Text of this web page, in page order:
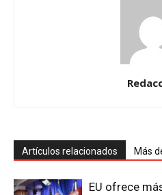
Artículos relacionados Más
EU ofrece